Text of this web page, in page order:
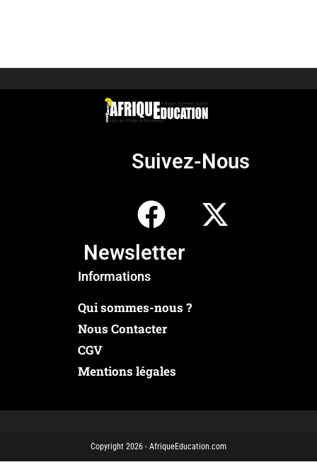
Suivez-Nous
Newsletter
Informations
Qui sommes-nous ?
Nous Contacter
CGV
Mentions légales
Copyright 2026 - AfriqueEducation.com